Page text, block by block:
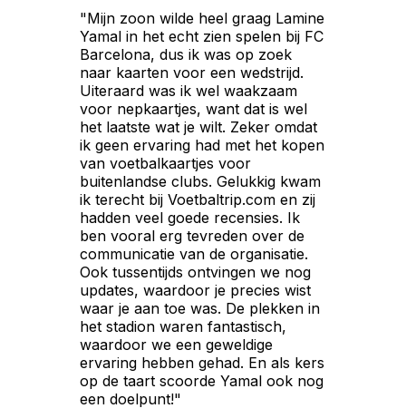
"Mijn zoon wilde heel graag Lamine
Yamal in het echt zien spelen bij FC
Barcelona, dus ik was op zoek
naar kaarten voor een wedstrijd.
Uiteraard was ik wel waakzaam
voor nepkaartjes, want dat is wel
het laatste wat je wilt. Zeker omdat
ik geen ervaring had met het kopen
van voetbalkaartjes voor
buitenlandse clubs. Gelukkig kwam
ik terecht bij Voetbaltrip.com en zij
hadden veel goede recensies. Ik
ben vooral erg tevreden over de
communicatie van de organisatie.
Ook tussentijds ontvingen we nog
updates, waardoor je precies wist
waar je aan toe was. De plekken in
het stadion waren fantastisch,
waardoor we een geweldige
ervaring hebben gehad. En als kers
op de taart scoorde Yamal ook nog
een doelpunt!"